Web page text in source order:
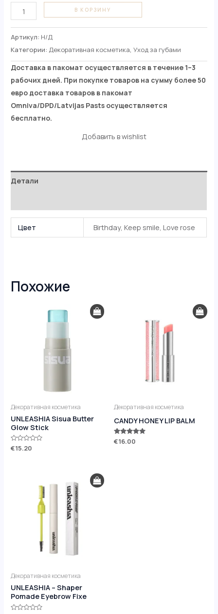
В КОРЗИНУ
Артикул: Н/Д
Категории: Декоративная косметика,Уход за губами
Доставка в пакомат осуществляется в течение 1–3
рабочих дней. При покупке товаров на сумму более 50
евро доставка товаров в пакомат
Omniva/DPD/Latvijas Pasts осуществляется
бесплатно.
Добавить в wishlist
Детали
Цвет Birthday, Keep smile, Love rose
Похожие
Декоративная косметика
UNLEASHIA Sisua Butter
Glow Stick
Оценка
0
€15.20
Декоративная косметика
CANDY HONEY LIP BALM
Оценка
5.00
€16.00
Декоративная косметика
UNLEASHIA – Shaper
Pomade Eyebrow Fixe